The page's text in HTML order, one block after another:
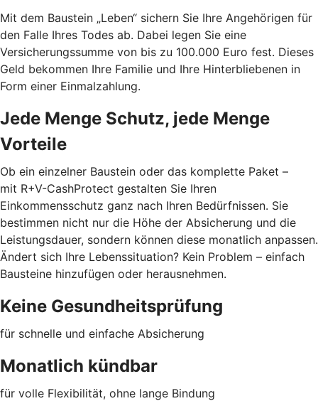
Mit dem Baustein „Leben“ sichern Sie Ihre Angehörigen für
den Falle Ihres Todes ab. Dabei legen Sie eine
Versicherungssumme von bis zu 100.000 Euro fest. Dieses
Geld bekommen Ihre Familie und Ihre Hinterbliebenen in
Form einer Einmalzahlung.
Jede Menge Schutz, jede Menge
Vorteile
Ob ein einzelner Baustein oder das komplette Paket –
mit R+V-CashProtect gestalten Sie Ihren
Einkommensschutz ganz nach Ihren Bedürfnissen. Sie
bestimmen nicht nur die Höhe der Absicherung und die
Leistungsdauer, sondern können diese monatlich anpassen.
Ändert sich Ihre Lebenssituation? Kein Problem – einfach
Bausteine hinzufügen oder herausnehmen.
Keine Gesundheitsprüfung
für schnelle und einfache Absicherung
Monatlich kündbar
für volle Flexibilität, ohne lange Bindung